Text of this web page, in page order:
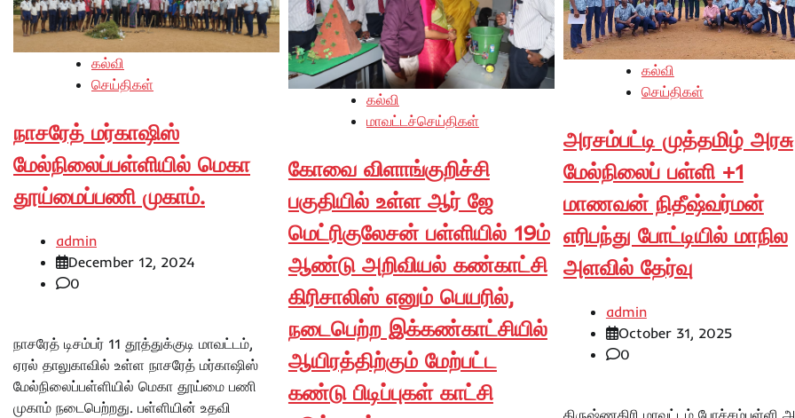
கல்வி
செய்திகள்
நாசரேத் மர்காஷிஸ்
மேல்நிலைப்பள்ளியில் மெகா
தூய்மைப்பணி முகாம்.
admin
December 12, 2024
0
நாசரேத் டிசம்பர் 11 தூத்துக்குடி மாவட்டம்,
ஏரல் தாலுகாவில் உள்ள நாசரேத் மர்காஷிஸ்
மேல்நிலைப்பள்ளியில் மெகா தூய்மை பணி
முகாம் நடைபெற்றது. பள்ளியின் உதவி
கல்வி
மாவட்டச்செய்திகள்
கோவை விளாங்குறிச்சி
பகுதியில் உள்ள ஆர் ஜே
மெட்ரிகுலேசன் பள்ளியில் 19ம்
ஆண்டு அறிவியல் கண்காட்சி
கிரிசாலிஸ் எனும் பெயரில்,
நடைபெற்ற இக்கண்காட்சியில்
ஆயிரத்திற்கும் மேற்பட்ட
கண்டு பிடிப்புகள் காட்சி
கல்வி
செய்திகள்
அரசம்பட்டி முத்தமிழ் அரசு
மேல்நிலைப் பள்ளி +1
மாணவன் நிதீஷ்வர்மன்
எரிபந்து போட்டியில் மாநில
அளவில் தேர்வு
admin
October 31, 2025
0